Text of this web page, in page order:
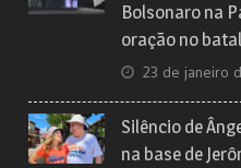
Bolsonaro na
oração no
23 de janeiro
Silêncio de
na base de